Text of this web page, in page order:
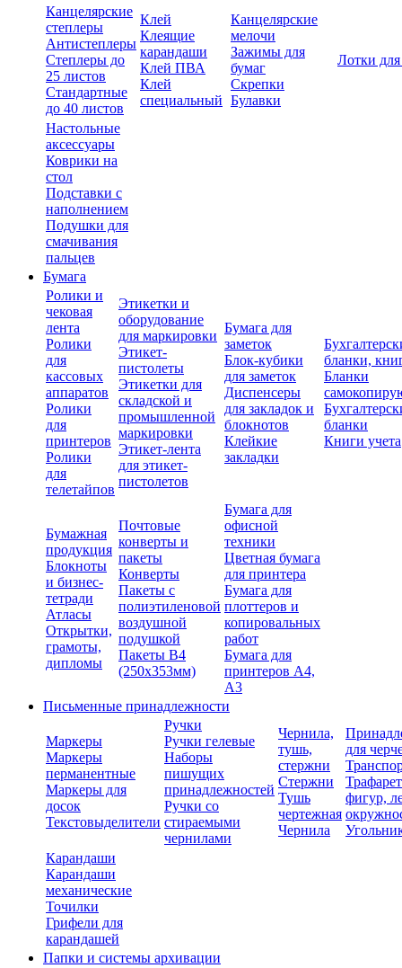
Канцелярские
степлеры
Антистеплеры
Степлеры до
25 листов
Стандартные
до 40 листов
Клей
Клеящие
карандаши
Клей ПВА
Клей
специальный
Канцелярские
мелочи
Зажимы для
бумаг
Скрепки
Булавки
Лотки
Настольные
аксессуары
Коврики на
стол
Подставки с
наполнением
Подушки для
смачивания
пальцев
Бумага
Ролики и
чековая
лента
Ролики
для
кассовых
аппаратов
Ролики
для
принтеров
Ролики
для
телетайпов
Этикетки и
оборудование
для маркировки
Этикет-
пистолеты
Этикетки для
складской и
промышленной
маркировки
Этикет-лента
для этикет-
пистолетов
Бумага для
заметок
Блок-кубики
для заметок
Диспенсеры
для закладок и
блокнотов
Клейкие
закладки
бланки,
Бланки
бланки
Книги учета
Бумажная
продукция
Блокноты
и бизнес-
тетради
Атласы
Открытки,
грамоты,
дипломы
Почтовые
конверты и
пакеты
Конверты
Пакеты с
полиэтиленовой
воздушной
подушкой
Пакеты В4
(250х353мм)
Бумага для
офисной
техники
Цветная бумага
для принтера
Бумага для
плоттеров и
копировальных
работ
Бумага для
принтеров А4,
А3
Письменные принадлежности
Маркеры
Маркеры
перманентные
Маркеры для
досок
Текстовыделители
Ручки
Ручки гелевые
Наборы
пишущих
принадлежностей
Ручки со
стираемыми
чернилами
Чернила,
тушь,
стержни
Стержни
Тушь
чертежная
Чернила
для
фигур,
Карандаши
Карандаши
механические
Точилки
Грифели для
карандашей
Папки и системы архивации